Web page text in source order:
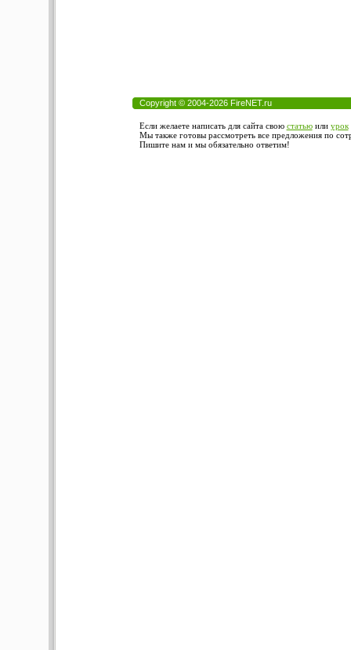
Copyright © 2004-2026 FireNET.ru
Если желаете написать для сайта свою статьюили урок
Мы также готовы рассмотреть все предложения по
Пишите нам и мы обязательно ответим!